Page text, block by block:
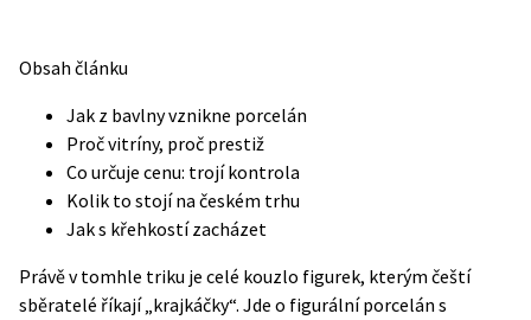
Obsah článku
Jak z bavlny vznikne porcelán
Proč vitríny, proč prestiž
Co určuje cenu: trojí kontrola
Kolik to stojí na českém trhu
Jak s křehkostí zacházet
Právě v tomhle triku je celé kouzlo figurek, kterým čeští
sběratelé říkají „krajkáčky“. Jde o figurální porcelán s